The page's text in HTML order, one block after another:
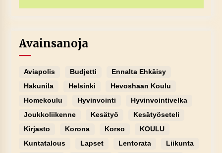
Avainsanoja
Aviapolis Budjetti
Ennalta Ehkäisy
Hakunila
Helsinki
Hevoshaan Koulu
Homekoulu
Hyvinvointi
Hyvinvointivelka
Joukkoliikenne
Kesätyö
Kesätyöseteli
Kirjasto
Korona Korso
KOULU
Kuntatalous
Lapset Lentorata
Liikunta